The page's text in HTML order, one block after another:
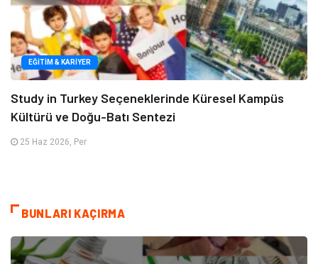
EĞITIM & KARIYER
Study in Turkey Seçeneklerinde Küresel Kampüs
Kültürü ve Doğu-Batı Sentezi
25 Haz 2026, Per
BUNLARI KAÇIRMA